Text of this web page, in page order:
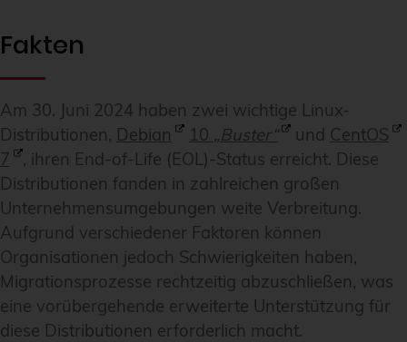
Fakten
Am 30. Juni 2024 haben zwei wichtige Linux-
Distributionen, Debian 10 „Buster“ und CentOS
7
, ihren End-of-Life (EOL)-Status erreicht. Diese
Distributionen fanden in zahlreichen großen
Unternehmensumgebungen weite Verbreitung.
Aufgrund verschiedener Faktoren können
Organisationen jedoch Schwierigkeiten haben,
Migrationsprozesse rechtzeitig abzuschließen, was
eine vorübergehende erweiterte Unterstützung für
diese Distributionen erforderlich macht.